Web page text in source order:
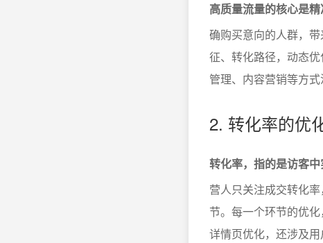
高质量流量的核心是精
确购买意向的人群，
征、转化路径，动态
管理、内容营销等方式
2. 转化率的优
转化率，指的是访客
营人只关注成交转化
节。每一个环节的优
详情页优化，还涉及用